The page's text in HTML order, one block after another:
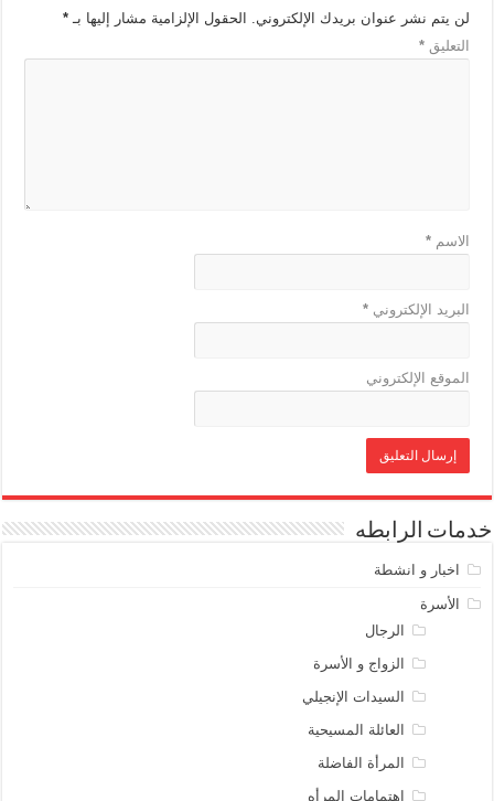
لن يتم نشر عنوان بريدك الإلكتروني. الحقول الإلزامية مشار إليها بـ*
التعليق*
الاسم*
البريد الإلكتروني*
الموقع الإلكتروني
خدمات الرابطه
اخبار و انشطة
الأسرة
الرجال
الزواج و الأسرة
السيدات الإنجيلي
العائلة المسيحية
المرأة الفاضلة
اهتمامات المرأه